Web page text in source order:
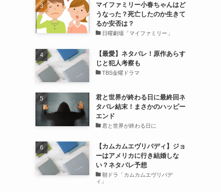
マイファミリー小春ちゃんはど
うなった？死亡したのか生きて
るか安否は？
日曜劇場「マイファミリー」
【最愛】ネタバレ！原作あらす
じと犯人考察も
TBS金曜ドラマ
君と世界が終わる日に最終回ネ
タバレ結末！まさかのハッピー
エンド
君と世界が終わる日に
【カムカムエヴリバディ】ジョ
ーはアメリカに行き結婚しな
い？ネタバレ予想
朝ドラ「カムカムエヴリバデ
ィ」